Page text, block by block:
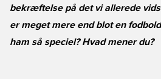
bekræftelse på det vi allerede
er meget mere end blot en
ham så speciel? Hvad mener du?